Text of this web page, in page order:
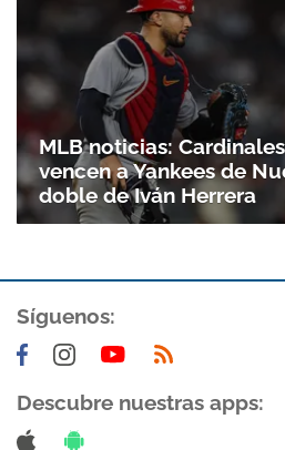
MLB noticias:
vencen a Yankees de
doble de Iván Herrera
Síguenos:
Descubre nuestras apps: